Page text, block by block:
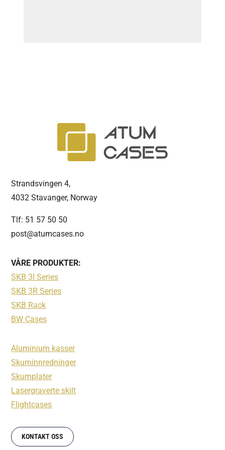
Strandsvingen 4,
4032 Stavanger, Norway
Tlf: 51 57 50 50
post@atumcases.no
VÅRE PRODUKTER:
SKB 3I Series
SKB 3R Series
SKB Rack
BW Cases
Aluminium kasser
Skuminnredninger
Skumplater
Lasergraverte skilt
Flightcases
KONTAKT OSS